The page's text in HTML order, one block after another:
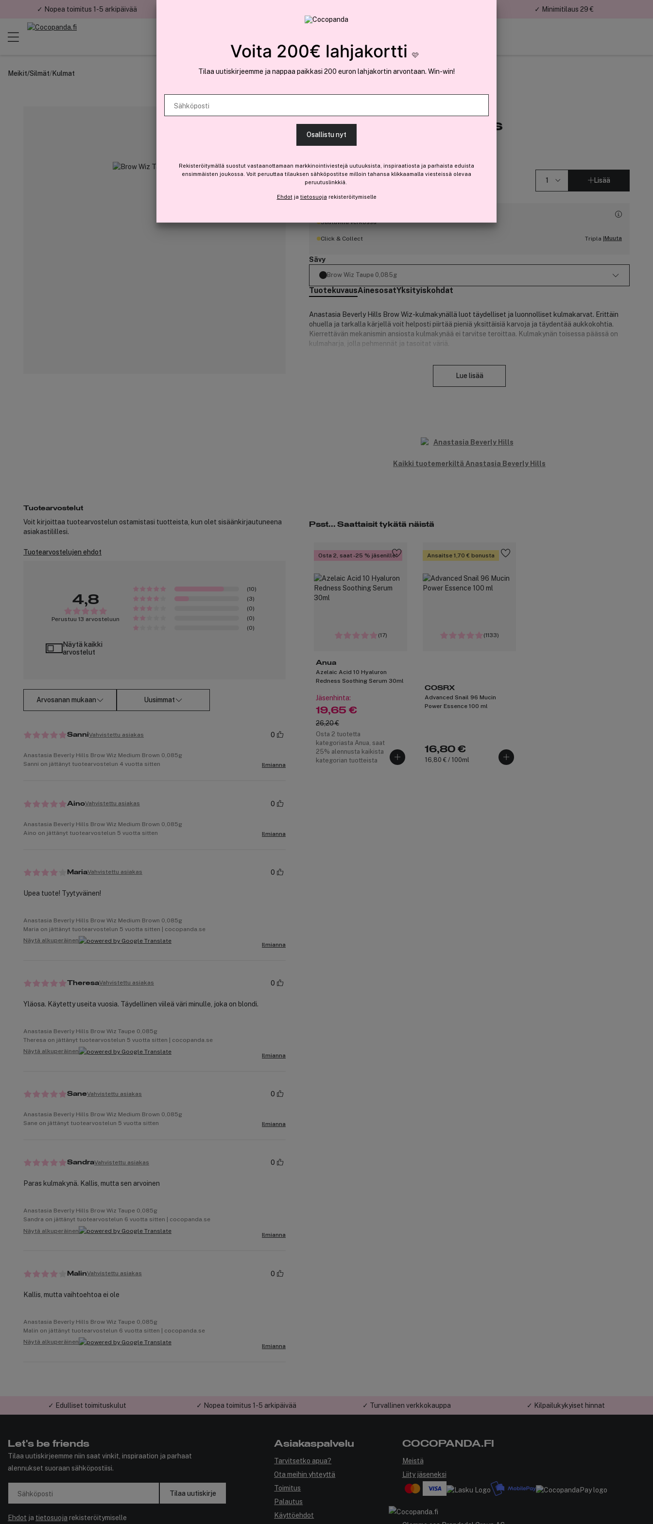
✓ Nopea toimitus 1-5 arkipäivää ✓ Minimitilaus 29 €
Meikit/Silmät/Kulmat
Anastasia Beverly Hills
Brow Wiz Taupe 0,085g
29,50 € Lisää
Saatavilla verkossa
Click & Collect Tripla | Muuta
Sävy
Brow Wiz Taupe 0,085g
TuotekuvausAinesosatYksityiskohdat
Anastasia Beverly Hills Brow Wiz-kulmakynällä luot täydelliset ja luonnolliset kulmakarvat. Erittäin
ohuella ja tarkalla kärjellä voit helposti piirtää pieniä yksittäisiä karvoja ja täydentää aukkokohtia.
Kierrettävän mekanismin ansiosta kulmakynää ei tarvitse teroittaa. Kulmakynän toisessa päässä on
kulmaharja, jolla pehmennät ja tasoitat väriä.
Lue lisää
Kaikki tuotemerkiltä Anastasia Beverly Hills
Psst... Saattaisit tykätä näistä
Osta 2, saat -25 % jäsenille
(17)
Anua
Azelaic Acid 10 Hyaluron
Redness Soothing Serum 30ml
Jäsenhinta:
19,65 €
26,20 €
Osta 2 tuotetta
kategoriasta Anua, saat
25% alennusta kaikista
kategorian tuotteista
Ansaitse 1,70 € bonusta
(1133)
COSRX
Advanced Snail 96 Mucin
Power Essence 100 ml
16,80 €
16,80 € / 100ml
Tuotearvostelut
Voit kirjoittaa tuotearvostelun ostamistasi tuotteista, kun olet sisäänkirjautuneena
asiakastilillesi.
Tuotearvostelujen ehdot
4,8
Perustuu 13 arvosteluun
(10)
(3)
(0)
(0)
(0)
Näytä kaikki
arvostelut
Arvosanan mukaan Uusimmat
SanniVahvistettu asiakas 0
Anastasia Beverly Hills Brow Wiz Medium Brown 0,085g
Sanni on jättänyt tuotearvostelun 4 vuotta sitten
Ilmianna
AinoVahvistettu asiakas 0
Anastasia Beverly Hills Brow Wiz Medium Brown 0,085g
Aino on jättänyt tuotearvostelun 5 vuotta sitten
Ilmianna
MariaVahvistettu asiakas 0
Upea tuote! Tyytyväinen!
Anastasia Beverly Hills Brow Wiz Medium Brown 0,085g
Maria on jättänyt tuotearvostelun 5 vuotta sitten | cocopanda.se
Näytä alkuperäinen
Ilmianna
TheresaVahvistettu asiakas 0
Yläosa. Käytetty useita vuosia. Täydellinen viileä väri minulle, joka on blondi.
Anastasia Beverly Hills Brow Wiz Taupe 0,085g
Theresa on jättänyt tuotearvostelun 5 vuotta sitten | cocopanda.se
Näytä alkuperäinen
Ilmianna
SaneVahvistettu asiakas 0
Anastasia Beverly Hills Brow Wiz Medium Brown 0,085g
Sane on jättänyt tuotearvostelun 5 vuotta sitten
Ilmianna
SandraVahvistettu asiakas 0
Paras kulmakynä. Kallis, mutta sen arvoinen
Anastasia Beverly Hills Brow Wiz Taupe 0,085g
Sandra on jättänyt tuotearvostelun 6 vuotta sitten | cocopanda.se
Näytä alkuperäinen
Ilmianna
MalinVahvistettu asiakas 0
Kallis, mutta vaihtoehtoa ei ole
Anastasia Beverly Hills Brow Wiz Taupe 0,085g
Malin on jättänyt tuotearvostelun 6 vuotta sitten | cocopanda.se
Näytä alkuperäinen
Ilmianna
✓ Edulliset toimituskulut ✓ Nopea toimitus 1-5 arkipäivää ✓ Turvallinen verkkokauppa ✓ Kilpailukykyiset hinnat
Let's be friends
Tilaa uutiskirjeemme niin saat vinkit, inspiraation ja parhaat
alennukset suoraan sähköpostiisi.
Sähköposti Tilaa uutiskirje
Ehdot ja tietosuoja rekisteröitymiselle
Asiakaspalvelu
Tarvitsetko apua?
Ota meihin yhteyttä
Toimitus
Palautus
Käyttöehdot
COCOPANDA.FI
Meistä
Liity jäseneksi
Voita 200€ lahjakortti 🩷
Tilaa uutiskirjeemme ja nappaa paikkasi 200 euron lahjakortin arvontaan. Win-win!
Sähköposti
Osallistu nyt
Rekisteröitymällä suostut vastaanottamaan markkinointiviestejä uutuuksista, inspiraatiosta ja parhaista eduista
ensimmäisten joukossa. Voit peruuttaa tilauksen sähköpostitse milloin tahansa klikkaamalla viesteissä olevaa
peruutuslinkkiä.
Ehdotja tietosuoja rekisteröitymiselle